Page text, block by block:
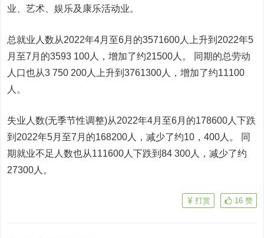
业、艺术、娱乐及康乐活动业。
总就业人数从2022年4月至6月的3571600人上升到2022年5
月至7月的3593 100人，增加了约21500人。 同期的总劳动
人口也从3 750 200人上升到3761300人，增加了约11100
人。
失业人数(无季节性调整)从2022年4月至6月的178600人下跌
到2022年5月至7月的168200人，减少了约10，400人。 同
期就业不足人数也从111600人下跌到84 300人，减少了约
27300人。
16 赞
打赏